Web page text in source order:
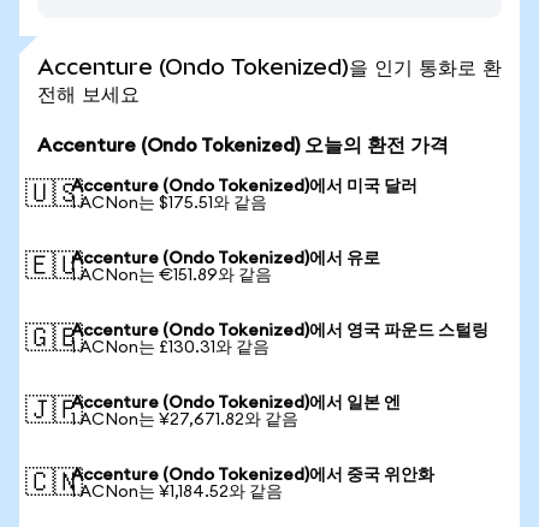
Accenture (Ondo Tokenized)을 인기 통화로 환
전해 보세요
Accenture (Ondo Tokenized) 오늘의 환전 가격
🇺🇸Accenture (Ondo Tokenized)에서 미국 달러
1 ACNon는 $175.51와 같음
🇪🇺Accenture (Ondo Tokenized)에서 유로
1 ACNon는 €151.89와 같음
🇬🇧Accenture (Ondo Tokenized)에서 영국 파운드 스털링
1 ACNon는 £130.31와 같음
🇯🇵Accenture (Ondo Tokenized)에서 일본 엔
1 ACNon는 ¥27,671.82와 같음
🇨🇳Accenture (Ondo Tokenized)에서 중국 위안화
1 ACNon는 ¥1,184.52와 같음